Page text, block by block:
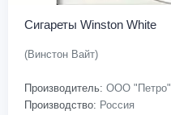
Сигареты Winston White
(Винстон Вайт)
Производитель: ООО "Петро"
Производство: Россия